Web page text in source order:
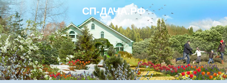
Регистрация СП-ДАЧА.РФ